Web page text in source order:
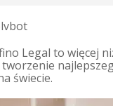
Legal to więcej
świecie.